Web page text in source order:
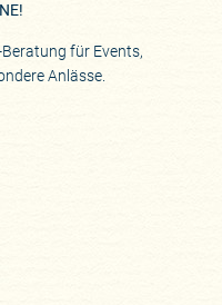
für Events,
Anlässe.